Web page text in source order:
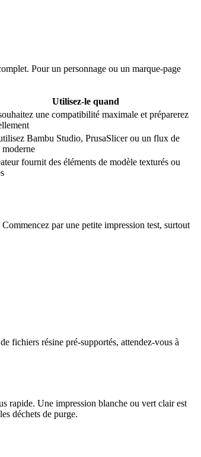
Pour un personnage ou un marque-page
Utilisez-le quand
une compatibilité maximale et préparerez
Bambu Studio, PrusaSlicer ou un flux de
fournit des éléments de modèle texturés ou
par une petite impression test, surtout
fichiers résine pré-supportés, attendez-vous à
rapide. Une impression blanche ou vert clair est
déchets de purge.